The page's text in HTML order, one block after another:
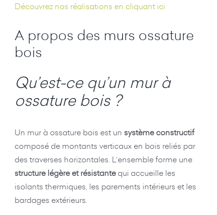
Découvrez nos réalisations en cliquant ici
A propos des murs ossature
bois
Qu’est-ce qu’un mur à
ossature bois ?
Un mur à ossature bois est un système constructif
composé de montants verticaux en bois reliés par
des traverses horizontales. L’ensemble forme une
structure légère et résistantequi accueille les
isolants thermiques, les parements intérieurs et les
bardages extérieurs.